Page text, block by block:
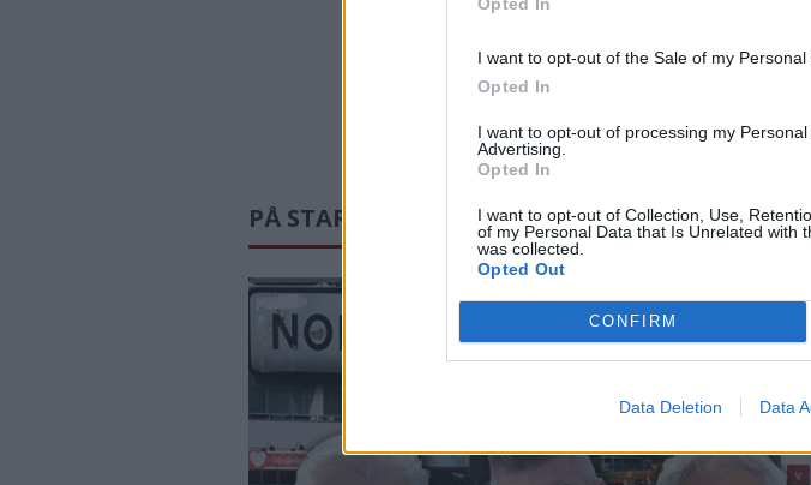
I want to opt-out of the Sale of my Personal
Opted In
I want to opt-out of processing my
Advertising.
Opted In
I want to opt-out of Collection, Use,
of my Personal Data that Is Unrelated with
was collected.
Opted Out
CONFIRM
Data Deletion Data
PÅ STARTSIDAN JUST NU